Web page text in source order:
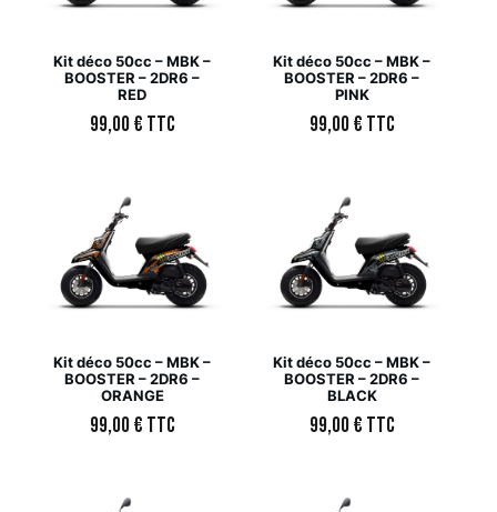
Kit déco 50cc – MBK –
BOOSTER – 2DR6 –
RED
99,00€ TTC
Kit déco 50cc – MBK –
BOOSTER – 2DR6 –
PINK
99,00€ TTC
Kit déco 50cc – MBK –
BOOSTER – 2DR6 –
ORANGE
99,00€ TTC
Kit déco 50cc – MBK –
BOOSTER – 2DR6 –
BLACK
99,00€ TTC